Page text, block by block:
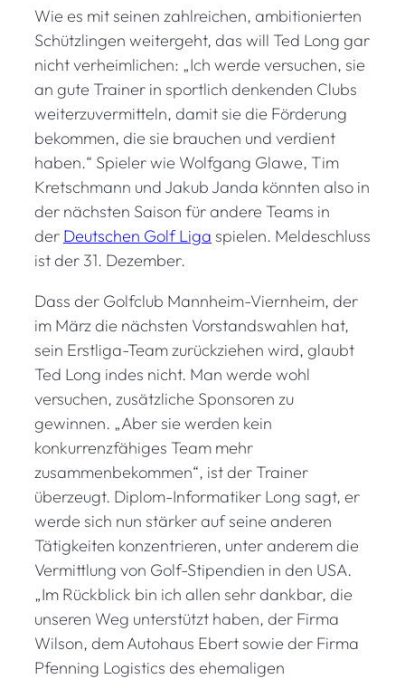
Wie es mit seinen zahlreichen, ambitionierten
Schützlingen weitergeht, das will Ted Long gar
nicht verheimlichen: „Ich werde versuchen, sie
an gute Trainer in sportlich denkenden Clubs
weiterzuvermitteln, damit sie die Förderung
bekommen, die sie brauchen und verdient
haben.“ Spieler wie Wolfgang Glawe, Tim
Kretschmann und Jakub Janda könnten also in
der nächsten Saison für andere Teams in
der Deutschen Golf Liga spielen. Meldeschluss
ist der 31. Dezember.
Dass der Golfclub Mannheim-Viernheim, der
im März die nächsten Vorstandswahlen hat,
sein Erstliga-Team zurückziehen wird, glaubt
Ted Long indes nicht. Man werde wohl
versuchen, zusätzliche Sponsoren zu
gewinnen. „Aber sie werden kein
konkurrenzfähiges Team mehr
zusammenbekommen“, ist der Trainer
überzeugt. Diplom-Informatiker Long sagt, er
werde sich nun stärker auf seine anderen
Tätigkeiten konzentrieren, unter anderem die
Vermittlung von Golf-Stipendien in den USA.
„Im Rückblick bin ich allen sehr dankbar, die
unseren Weg unterstützt haben, der Firma
Wilson, dem Autohaus Ebert sowie der Firma
Pfenning Logistics des ehemaligen